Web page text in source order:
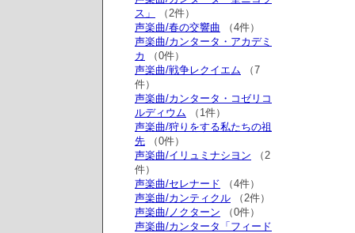
ス」
（2件）
声楽曲/春の交響曲 （4件）
声楽曲/カンタータ・アカデミ
カ
（0件）
声楽曲/戦争レクイエム （7
件）
声楽曲/カンタータ・コゼリコ
ルディウム （1件）
声楽曲/狩りをする私たちの祖
先 （0件）
声楽曲/イリュミナシヨン （2
件）
声楽曲/セレナード （4件）
声楽曲/カンティクル （2件）
声楽曲/ノクターン （0件）
声楽曲/カンタータ「フィード